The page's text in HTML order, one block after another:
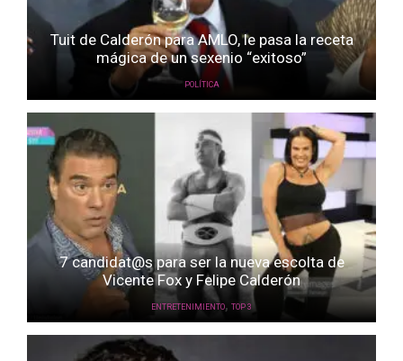
Tuit de Calderón para AMLO, le pasa la receta
mágica de un sexenio “exitoso”
POLÍTICA
7 candidat@s para ser la nueva escolta de
Vicente Fox y Felipe Calderón
ENTRETENIMIENTO, TOP 3